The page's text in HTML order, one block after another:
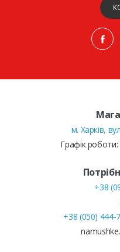
м. Харків,
Графік
+38
+38 (050) 444-